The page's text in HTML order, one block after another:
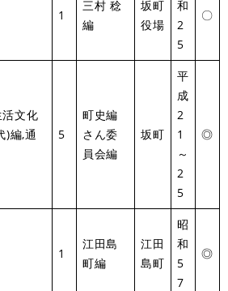
1
三村 稔
編
坂町
役場
和
2
5
〇
文化
)編,通
5
町史編
さん委
員会編
坂町
平
成
2
1
～
2
5
◎
1
江田島
町編
江田
島町
昭
和
5
7
◎